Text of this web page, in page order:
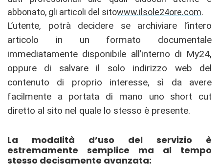
abbonato, gli articoli del sitowww.ilsole24ore.com.
L’utente, potrà decidere se archiviare l’intero
articolo in un formato documentale
immediatamente disponibile all’interno di My24,
oppure di salvare il solo indirizzo web del
contenuto di proprio interesse, sì da avere
facilmente a portata di mano uno short cut
diretto al sito nel quale lo stesso è presente.
La modalità d’uso del servizio è
estremamente semplice ma al tempo
stesso decisamente avanzata: